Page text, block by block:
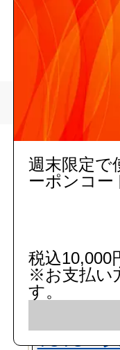
トップペー
TOTO レ
週末限定で
ーポンコー
税込10,000
※お支払い
す。